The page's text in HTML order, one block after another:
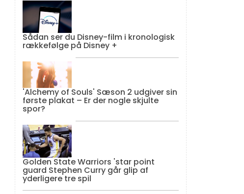
Sådan ser du Disney-film i kronologisk
rækkefølge på Disney +
'Alchemy of Souls' Sæson 2 udgiver sin
første plakat – Er der nogle skjulte
spor?
Golden State Warriors 'star point
guard Stephen Curry går glip af
yderligere tre spil